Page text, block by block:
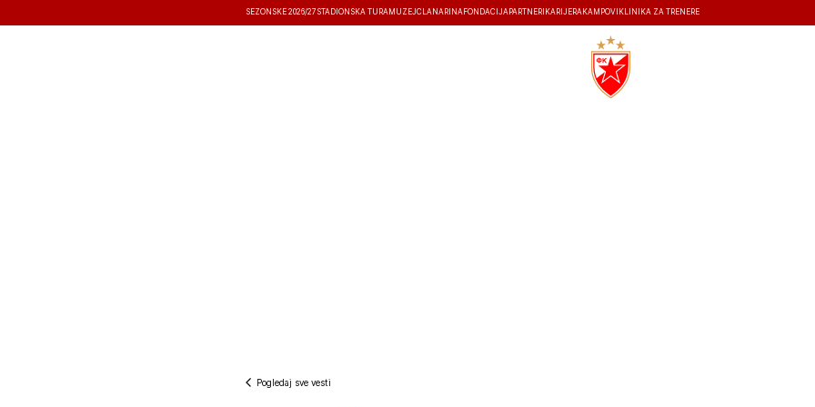
SEZONSKE 2026/27 STADIONSKA TURA MUZEJČLANARINA FONDACIJA PARTNERI KARIJERA KAMPOVI KLINIKA ZA TRENERE
Pogledaj sve vesti